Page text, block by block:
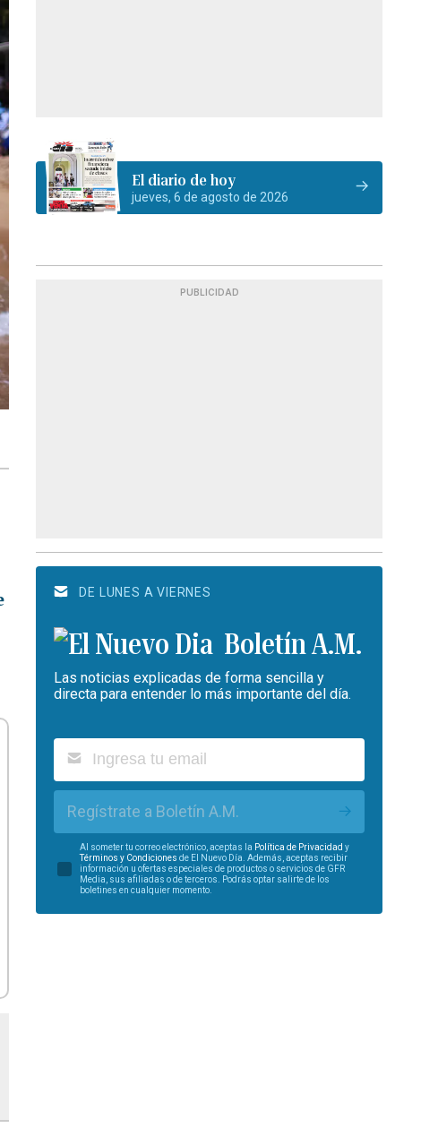
El diario de hoy
jueves, 6 de agosto de 2026
PUBLICIDAD
DE LUNES A VIERNES
Boletín A.M.
Las noticias explicadas de forma sencilla y
directa para entender lo más importante del día.
Regístrate a Boletín A.M.
Al someter tu correo electrónico, aceptas la Política de Privacidad y
Términos y Condiciones de El Nuevo Día. Además, aceptas recibir
información u ofertas especiales de productos o servicios de GFR
Media, sus afiliadas o de terceros. Podrás optar salirte de los
boletines en cualquier momento.